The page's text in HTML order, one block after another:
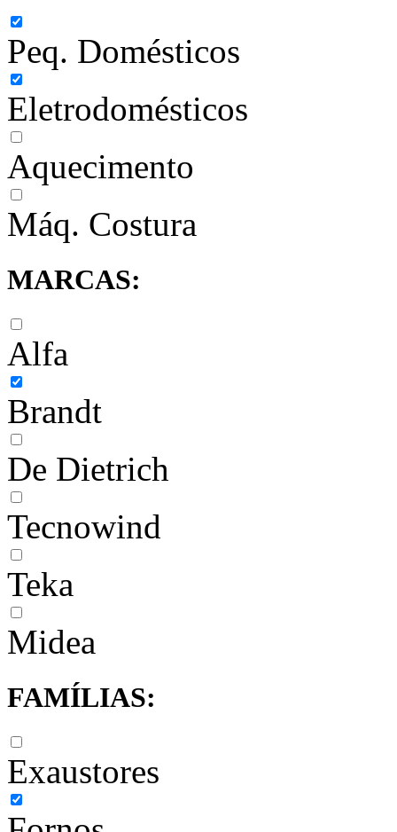
Peq. Domésticos
Eletrodomésticos
Aquecimento
Máq. Costura
MARCAS:
Alfa
Brandt
De Dietrich
Tecnowind
Teka
Midea
FAMÍLIAS:
Exaustores